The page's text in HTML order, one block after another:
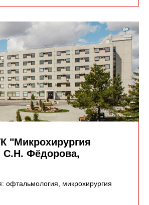
"Микрохирургия
С.Н. Фёдорова,
офтальмология, микрохирургия